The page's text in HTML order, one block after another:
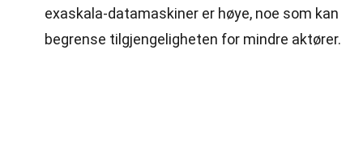
exaskala-datamaskiner er høye, noe som kan
begrense tilgjengeligheten for mindre aktører.